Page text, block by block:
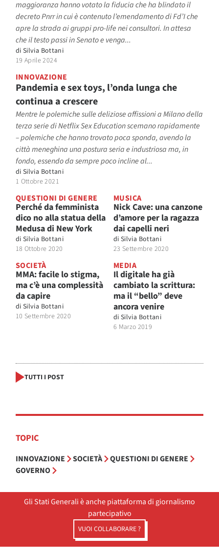
maggioranza hanno votato la fiducia che ha blindato il
decreto Pnrr in cui è contenuto l’emendamento di Fd’I che
apre la strada ai gruppi pro-life nei consultori. In attesa
che il testo passi in Senato e venga...
di Silvia Bottani
19 Aprile 2024
INNOVAZIONE
Pandemia e sex toys, l’onda lunga che
continua a crescere
Mentre le polemiche sulle deliziose affissioni a Milano della
terza serie di Netflix Sex Education scemano rapidamente
– polemiche che hanno trovato poca sponda, avendo la
città meneghina una postura seria e industriosa ma, in
fondo, essendo da sempre poco incline al...
di Silvia Bottani
1 Ottobre 2021
QUESTIONI DI GENERE
Perché da femminista
dico no alla statua della
Medusa di New York
di Silvia Bottani
18 Ottobre 2020
MUSICA
Nick Cave: una canzone
d’amore per la ragazza
dai capelli neri
di Silvia Bottani
23 Settembre 2020
SOCIETÀ
MMA: facile lo stigma,
ma c’è una complessità
da capire
di Silvia Bottani
10 Settembre 2020
MEDIA
Il digitale ha già
cambiato la scrittura:
ma il “bello” deve
ancora venire
di Silvia Bottani
6 Marzo 2019
TUTTI I POST
TOPIC
INNOVAZIONE SOCIETÀ
QUESTIONI DI GENERE
GOVERNO
Gli Stati Generali è anche piattaforma di giornalismo
partecipativo
VUOI COLLABORARE ?